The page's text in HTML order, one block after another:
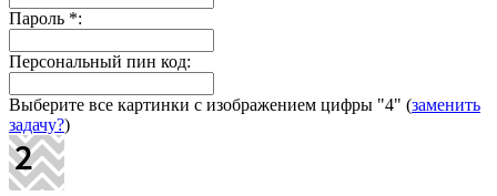
Пароль *:
Персональный пин код:
Выберите все картинки с изображением цифры "4" (заменить
задачу?)